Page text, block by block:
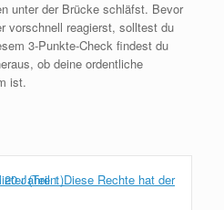
unter der Brücke schläfst. Bevor
vorschnell reagierst, solltest du
3-Punkte-Check findest du
ob deine ordentliche
ist.